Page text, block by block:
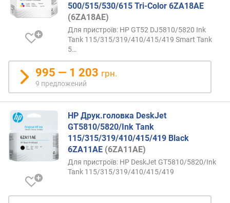
500/515/530/615 Tri-Color 6ZA18AE
(6ZA18AE)
Для пристроїв: HP GT52 DJ5810/5820 Ink
Tank 115/315/319/410/415/419 Smart Tank
5…
995 — 1 203 грн.
9 предложений
HP Друк.головка DeskJet
GT5810/5820/Ink Tank
115/315/319/410/415/419 Black
6ZA11AE (6ZA11AE)
Для пристроїв: HP DeskJet GT5810/5820/Ink
Tank 115/315/319/410/415/419